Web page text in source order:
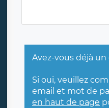
Avez-vous déjà
Si oui, veuillez
email et mot de
en haut de page